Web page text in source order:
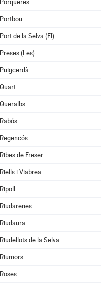
Porqueres
Portbou
Port de la Selva (El)
Preses (Les)
Puigcerdà
Quart
Queralbs
Rabós
Regencós
Ribes de Freser
Riells i Viabrea
Ripoll
Riudarenes
Riudaura
Riudellots de la Selva
Riumors
Roses